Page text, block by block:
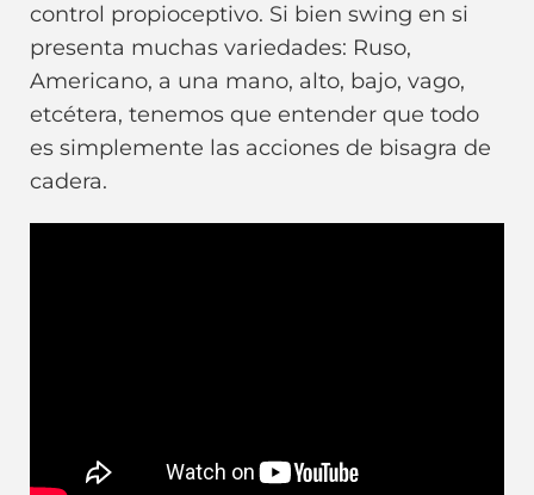
control propioceptivo. Si bien swing en si
presenta muchas variedades: Ruso,
Americano, a una mano, alto, bajo, vago,
etcétera, tenemos que entender que todo
es simplemente las acciones de bisagra de
cadera.